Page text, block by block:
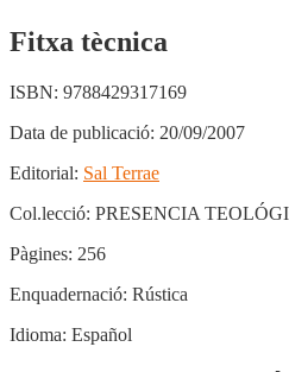
Fitxa tècnica
ISBN: 9788429317169
Data de publicació: 20/09/2007
Editorial: Sal Terrae
Col.lecció: PRESENCIA
Pàgines: 256
Enquadernació: Rústica
Idioma: Español